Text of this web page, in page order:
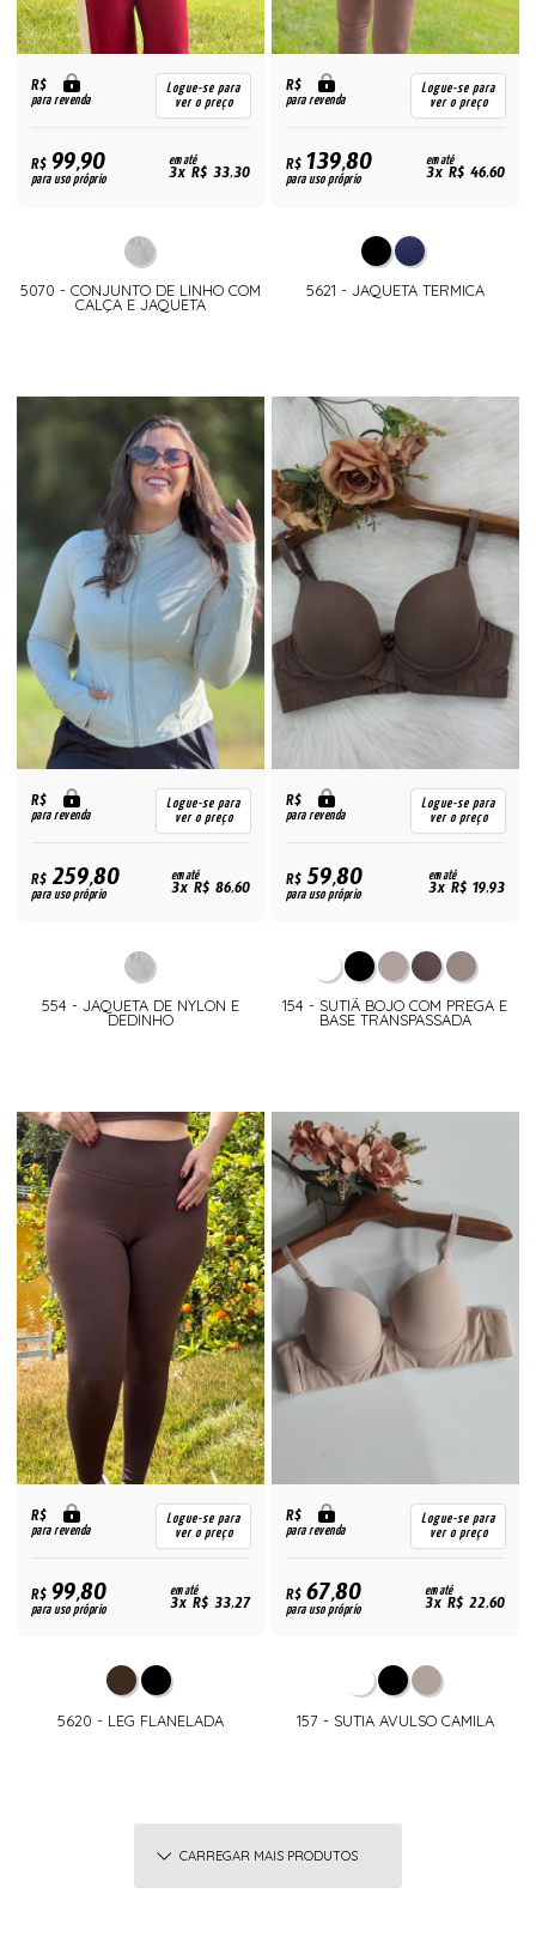
R$
para revenda
Logue-se para
ver o preço
R$99,90
para uso próprio
em até
3x R$ 33,30
5070 - CONJUNTO DE LINHO COM
CALÇA E JAQUETA
R$
para revenda
Logue-se para
ver o preço
R$139,80
para uso próprio
em até
3x R$ 46,60
5621 - JAQUETA TERMICA
R$
para revenda
Logue-se para
ver o preço
R$259,80
para uso próprio
em até
3x R$ 86,60
554 - JAQUETA DE NYLON E
DEDINHO
R$
para revenda
Logue-se para
ver o preço
R$59,80
para uso próprio
em até
3x R$ 19,93
154 - SUTIÃ BOJO COM PREGA E
BASE TRANSPASSADA
R$
para revenda
Logue-se para
ver o preço
R$99,80
para uso próprio
em até
3x R$ 33,27
5620 - LEG FLANELADA
R$
para revenda
Logue-se para
ver o preço
R$67,80
para uso próprio
em até
3x R$ 22,60
157 - SUTIA AVULSO CAMILA
CARREGAR MAIS PRODUTOS